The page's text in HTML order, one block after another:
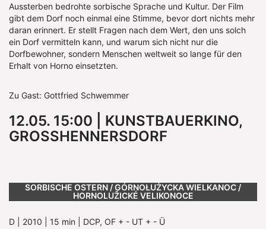
Aussterben bedrohte sorbische Sprache und Kultur. Der Film
gibt dem Dorf noch einmal eine Stimme, bevor dort nichts mehr
daran erinnert. Er stellt Fragen nach dem Wert, den uns solch
ein Dorf vermitteln kann, und warum sich nicht nur die
Dorfbewohner, sondern Menschen weltweit so lange für den
Erhalt von Horno einsetzten.
Zu Gast: Gottfried Schwemmer
12.05. 15:00 | KUNSTBAUERKINO,
GROSSHENNERSDORF
SORBISCHE OSTERN / GÓRNOŁUŻYCKA WIELKANOC /
HORNOLUŽICKÉ VELIKONOCE
D | 2010 | 15 min | DCP, OF + - UT + - Ü